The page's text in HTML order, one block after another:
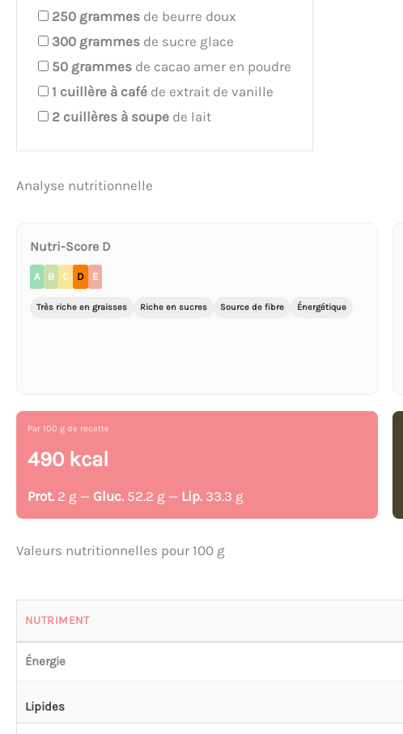
250 grammes de beurre doux
300 grammes de sucre glace
50 grammes de cacao amer en poudre
1 cuillère à café de extrait de vanille
2 cuillères à soupe de lait
Analyse nutritionnelle
Nutri-Score D
A B C D E
Très riche en graisses Riche en sucres Source de fibre Énergétique
Par 100 g de recette
490 kcal
Prot. 2 g — Gluc. 52.2 g — Lip. 33.3 g
Valeurs nutritionnelles pour 100 g
NUTRIMENT
Énergie
Lipides